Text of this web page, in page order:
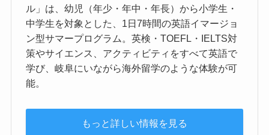
ル」は、幼児（年少・年中・年長）から小学生・
中学生を対象とした、1日7時間の英語イマージョ
ン型サマープログラム。英検・TOEFL・IELTS対
策やサイエンス、アクティビティをすべて英語で
学び、岐阜にいながら海外留学のような体験が可
能。
もっと詳しい情報を見る